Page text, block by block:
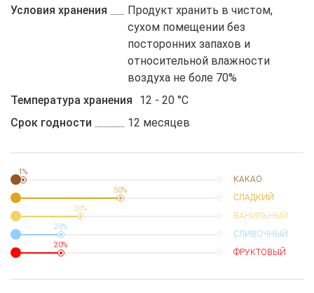
Условия хранения
Продукт хранить в чистом,
сухом помещении без
посторонних запахов и
относительной влажности
воздуха не боле 70%
Температура хранения
12 - 20 °C
Срок годности
12 месяцев
1%
КАКАО
50%
СЛАДКИЙ
30%
ВАНИЛЬНЫЙ
20%
СЛИВОЧНЫЙ
20%
ФРУКТОВЫЙ